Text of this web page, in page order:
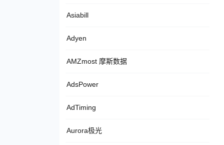
Asiabill
Adyen
AMZmost 摩斯数据
AdsPower
AdTiming
Aurora极光